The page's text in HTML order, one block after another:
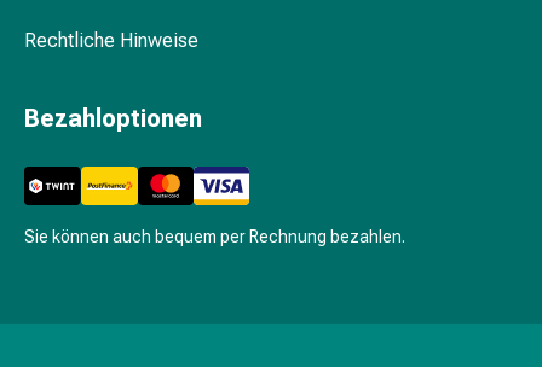
Für
Spülungen
Kuren
Bürsten
&
Rechtliche Hinweise
Bezahloptionen
Sie können auch bequem per Rechnung bezahlen.